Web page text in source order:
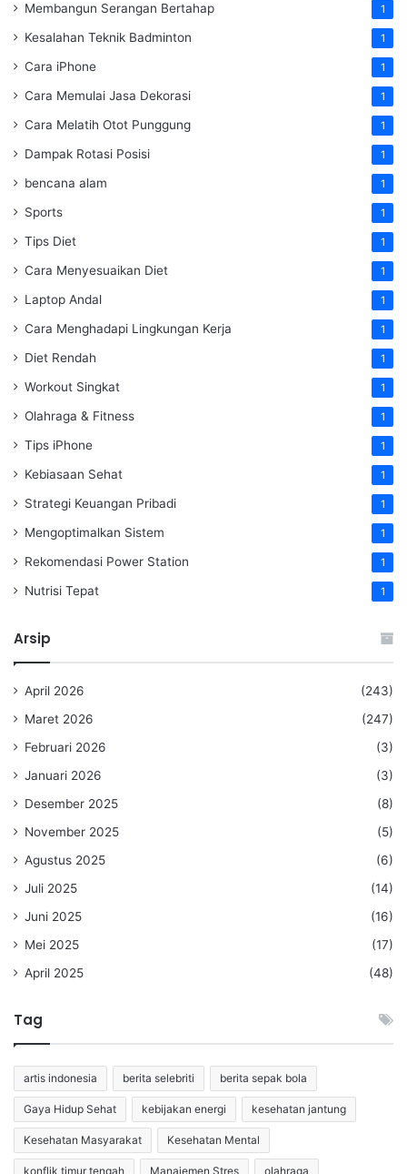
Membangun Serangan Bertahap 1
Kesalahan Teknik Badminton 1
Cara iPhone 1
Cara Memulai Jasa Dekorasi 1
Cara Melatih Otot Punggung 1
Dampak Rotasi Posisi 1
bencana alam 1
Sports 1
Tips Diet 1
Cara Menyesuaikan Diet 1
Laptop Andal 1
Cara Menghadapi Lingkungan Kerja 1
Diet Rendah 1
Workout Singkat 1
Olahraga & Fitness 1
Tips iPhone 1
Kebiasaan Sehat 1
Strategi Keuangan Pribadi 1
Mengoptimalkan Sistem 1
Rekomendasi Power Station 1
Nutrisi Tepat 1
Arsip
April 2026
(243)
Maret 2026
(247)
Februari 2026
(3)
Januari 2026
(3)
Desember 2025
(8)
November 2025
(5)
Agustus 2025
(6)
Juli 2025
(14)
Juni 2025
(16)
Mei 2025
(17)
April 2025
(48)
Tag
artis indonesia berita selebriti berita sepak bola
Gaya Hidup Sehat kebijakan energi kesehatan jantung
Kesehatan Masyarakat Kesehatan Mental
konflik timur tengah Manajemen Stres olahraga